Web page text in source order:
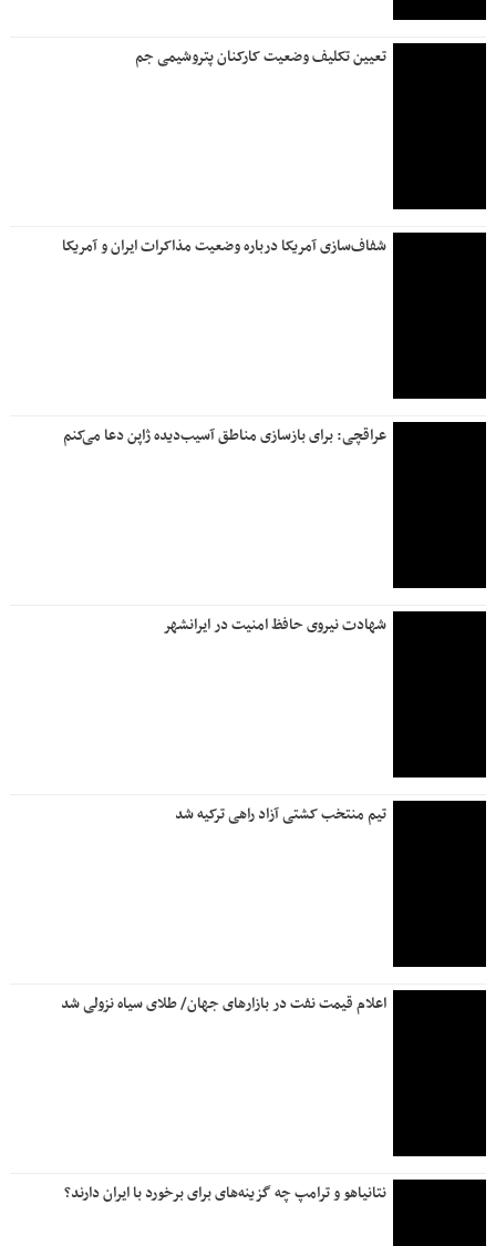
تعیین تکلیف وضعیت کارکنان پتروشیمی جم
شفاف‌سازی آمریکا درباره وضعیت مذاکرات ایران و آمریکا
عراقچی: برای بازسازی مناطق آسیب‌دیده ژاپن دعا می‌کنم
شهادت نیروی حافظ امنیت در ایرانشهر
تیم منتخب کشتی آزاد راهی ترکیه شد
اعلام قیمت نفت در بازارهای جهان/ طلای سیاه نزولی شد
نتانیاهو و ترامپ چه گزینه‌های برای برخورد با ایران دارند؟